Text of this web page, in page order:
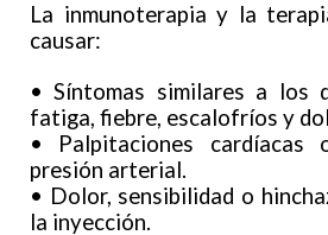
La inmunoterapia y la
causar:
• Síntomas similares a los
fatiga, fiebre, escalofríos y
• Palpitaciones cardíacas
presión arterial.
• Dolor, sensibilidad o
la inyección.